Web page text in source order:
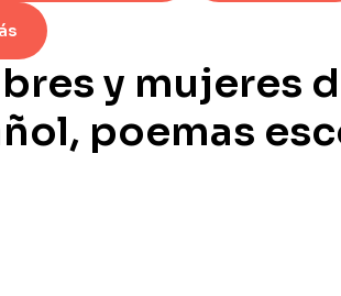
y mujeres
poemas